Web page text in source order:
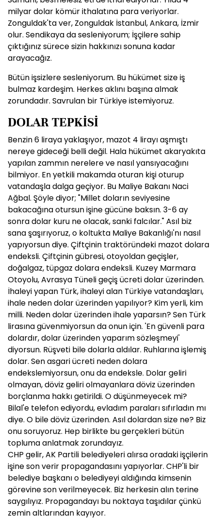
milyar dolar kömür ithalatına para veriyorlar.
Zonguldak'ta ver, Zonguldak İstanbul, Ankara, İzmir
olur. Sendikaya da sesleniyorum; İşçilere sahip
çıktığınız sürece sizin hakkınızı sonuna kadar
arayacağız.
Bütün işsizlere sesleniyorum. Bu hükümet size iş
bulmaz kardeşim. Herkes aklını başına almak
zorundadır. Savrulan bir Türkiye istemiyoruz.
DOLAR TEPKİSİ
Benzin 6 liraya yaklaşıyor, mazot 4 lirayı aşmıştı
nereye gideceği belli değil. Hala hükümet akaryakıta
yapılan zammın nerelere ve nasıl yansıyacağını
bilmiyor. En yetkili makamda oturan kişi oturup
vatandaşla dalga geçiyor. Bu Maliye Bakanı Naci
Ağbal. Şöyle diyor; "Millet doların seviyesine
bakacağına otursun işine gücüne baksın. 3-6 ay
sonra dolar kuru ne olacak, sanki falcılar." Asıl biz
sana şaşırıyoruz, o koltukta Maliye Bakanlığı'nı nasıl
yapıyorsun diye. Çiftçinin traktöründeki mazot dolara
endeksli. Çiftçinin gübresi, otoyoldan geçişler,
doğalgaz, tüpgaz dolara endeksli. Kuzey Marmara
Otoyolu, Avrasya Tüneli geçiş ücreti dolar üzerinden.
İhaleyi yapan Türk, ihaleyi alan Türkiye vatandaşları,
ihale neden dolar üzerinden yapılıyor? Kim yerli, kim
milli. Neden dolar üzerinden ihale yaparsın? Sen Türk
lirasına güvenmiyorsun da onun için. 'En güvenli para
dolardır, dolar üzerinden yaparım sözleşmeyi'
diyorsun. Rüşveti bile dolarla aldılar. Ruhlarına işlemiş
dolar. Sen asgari ücreti neden dolara
endekslemiyorsun, onu da endeksle. Dolar geliri
olmayan, döviz geliri olmayanlara döviz üzerinden
borçlanma hakkı getirildi. O düşünmeyecek mi?
Bilal'e telefon ediyordu, evladım paraları sıfırladın mı
diye. O bile döviz üzerinden. Asıl dolardan size ne? Biz
onu soruyoruz. Hep birlikte bu gerçekleri bütün
topluma anlatmak zorundayız.
CHP gelir, AK Partili belediyeleri alırsa oradaki işçilerin
işine son verir propagandasını yapıyorlar. CHP'li bir
belediye başkanı o belediyeyi aldığında kimsenin
görevine son verilmeyecek. Biz herkesin alın terine
saygılıyız. Propagandayı bu noktaya taşıdılar çünkü
zemin altlarından kayıyor.